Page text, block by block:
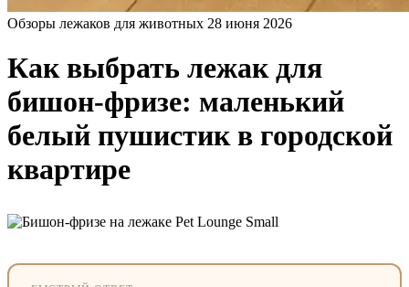
Обзоры лежаков для животных 28 июня 2026
Как выбрать лежак для
бишон-фризе: маленький
белый пушистик в городской
квартире